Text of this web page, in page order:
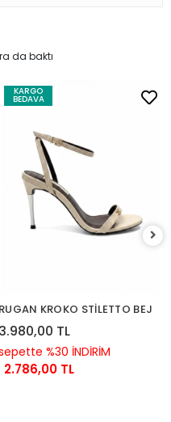
da baktı
KARGO
BEDAVA
RUGAN KROKO STİLETTO BEJ
3.980,00 TL
%30 İNDİRİM
2.786,00 TL